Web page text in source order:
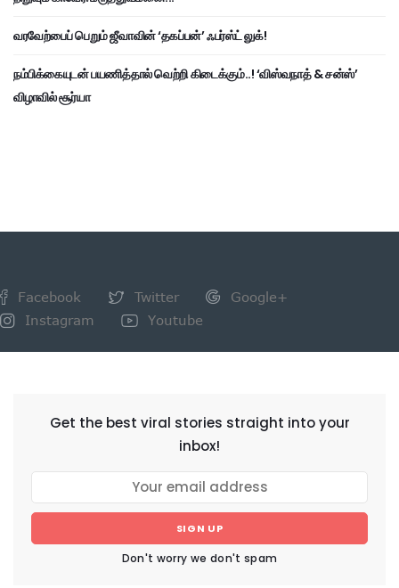
வரவேற்பைப் பெறும் ஜீவாவின் ‘தகப்பன்’ ஃபர்ஸ்ட் லுக்!
நம்பிக்கையுடன் பயணித்தால் வெற்றி கிடைக்கும்..! ‘விஸ்வநாத் & சன்ஸ்’
விழாவில் சூர்யா
Facebook Twitter
Google+
Instagram
Youtube
Get the best viral stories straight into your
inbox!
SIGN UP
Don't worry we don't spam